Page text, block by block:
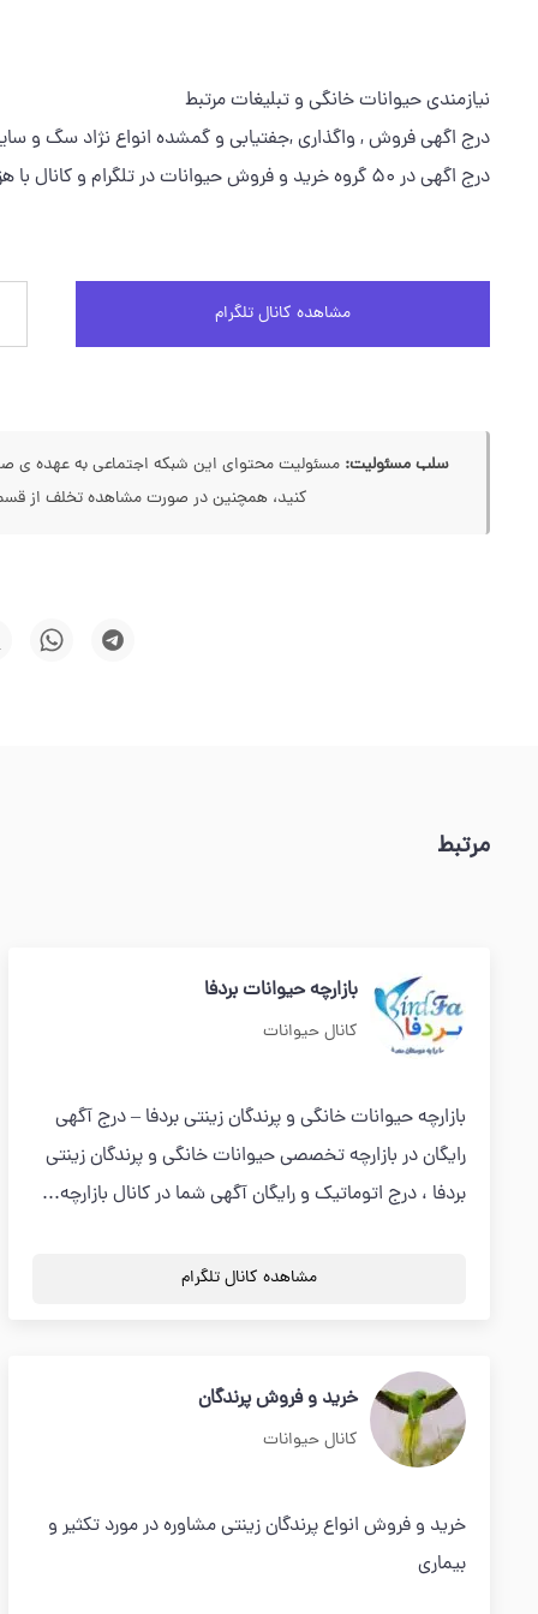
نیازمندی حیوانات خانگی و تبلیغات مرتبط
درج اگهی فروش , واگذاری ,جفتیابی و گمشده انواع نژاد سگ و
درج اگهی در ۵۰ گروه خرید و فروش حیوانات در تلگرام و کانال با هزاران عضو از سراسر ایران
مشاهده کانال تلگرام
سلب مسئولیت: مسئولیت محتوای این شبکه اجتماعی به عهده ی
کنید، همچنین در صورت مشاهده تخلف از
مرتبط
بازارچه حیوانات بردفا
کانال حیوانات
بازارچه حیوانات خانگی و پرندگان زینتی بردفا – درج آگهی
رایگان در بازارچه تخصصی حیوانات خانگی و پرندگان زینتی
بردفا ، درج اتوماتیک و رایگان آگهی شما در کانال بازارچه...
مشاهده کانال تلگرام
خرید و فروش پرندگان
کانال حیوانات
خرید و فروش انواع پرندگان زینتی مشاوره در مورد تکثیر و
بیماری